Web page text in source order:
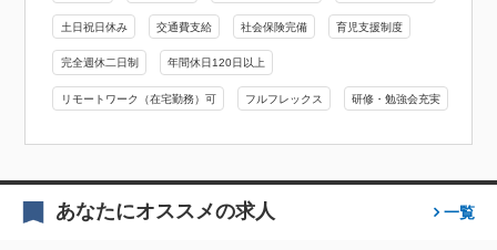
土日祝日休み 交通費支給 社会保険完備 育児支援制度
完全週休二日制 年間休日120日以上
リモートワーク（在宅勤務）可 フルフレックス 研修・勉強会充実
あなたにオススメの求人 一覧